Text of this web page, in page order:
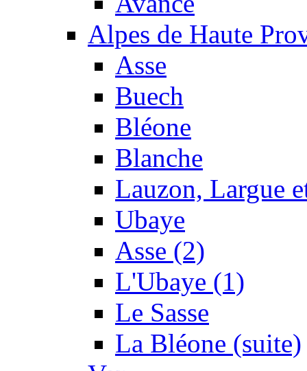
Alpes de Haute
Asse
Buech
Bléone
Blanche
Lauzon, Largue
Ubaye
Asse (2)
L'Ubaye (1)
Le Sasse
La Bléone (suite)